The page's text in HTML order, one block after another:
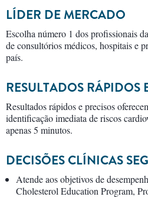
LÍDER DE MERCADO
Escolha número 1 dos profissionais
de consultórios médicos, hospitais e
país.
RESULTADOS RÁPIDOS
Resultados rápidos e precisos
identificação imediata de riscos
apenas 5 minutos.
DECISÕES CLÍNICAS
Atende aos objetivos de
Cholesterol Education Program,